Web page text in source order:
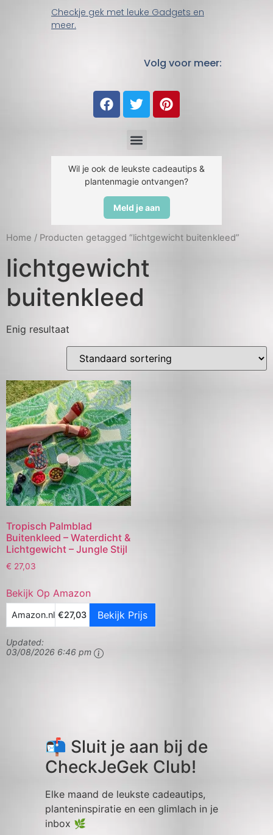
Checkje gek met leuke Gadgets en
meer.
Volg voor meer:
Wil je ook de leukste cadeautips &
plantenmagie ontvangen?
Meld je aan
Home / Producten getagged “lichtgewicht buitenkleed”
lichtgewicht
buitenkleed
Enig resultaat
Tropisch Palmblad
Buitenkleed – Waterdicht &
Lichtgewicht – Jungle Stijl
€ 27,03
Bekijk Op Amazon
Amazon.nl €27,03 Bekijk Prijs
Updated:
03/08/2026 6:46 pm
📬 Sluit je aan bij de
CheckJeGek Club!
Elke maand de leukste cadeautips,
planteninspiratie en een glimlach in je
inbox 🌿